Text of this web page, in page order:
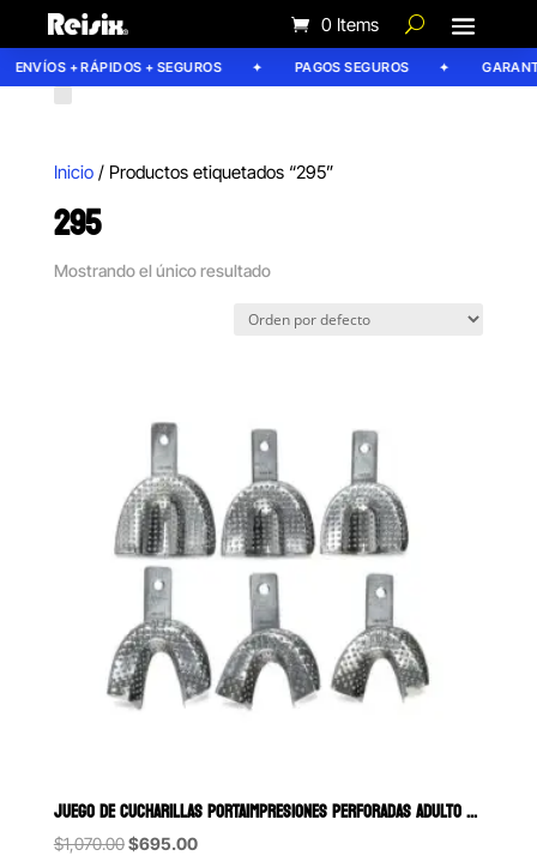
0 Items
ENVÍOS + RÁPIDOS + SEGUROS PAGOS SEGUROS
Inicio/ Productos etiquetados “295”
295
Mostrando el único resultado
JUEGO DE CUCHARILLAS PORTAIMPRESIONES PERFORADAS ADULTO 6B (295)
$1,070.00Original
$695.00Current